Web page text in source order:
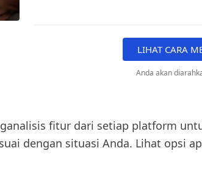
LIHAT CARA
Anda akan
fitur dari setiap platform
dengan situasi Anda. Lihat opsi